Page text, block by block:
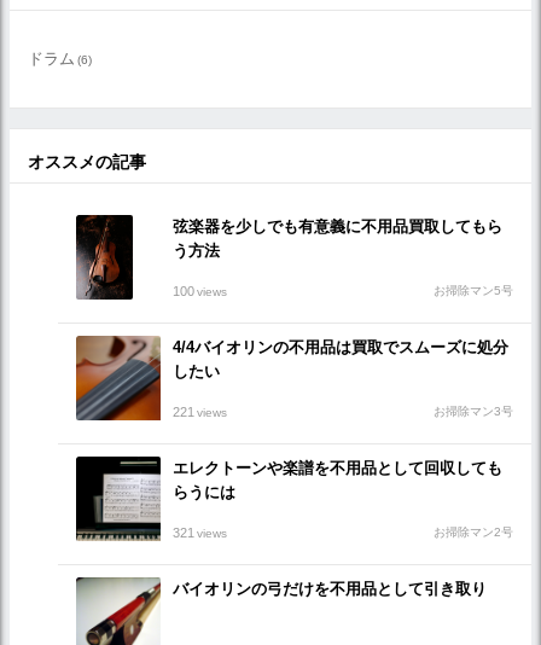
ドラム (6)
オススメの記事
弦楽器を少しでも有意義に不用品買取してもら
う方法
100views お掃除マン5号
4/4バイオリンの不用品は買取でスムーズに処分
したい
221 views お掃除マン3号
エレクトーンや楽譜を不用品として回収しても
らうには
321 views お掃除マン2号
バイオリンの弓だけを不用品として引き取り